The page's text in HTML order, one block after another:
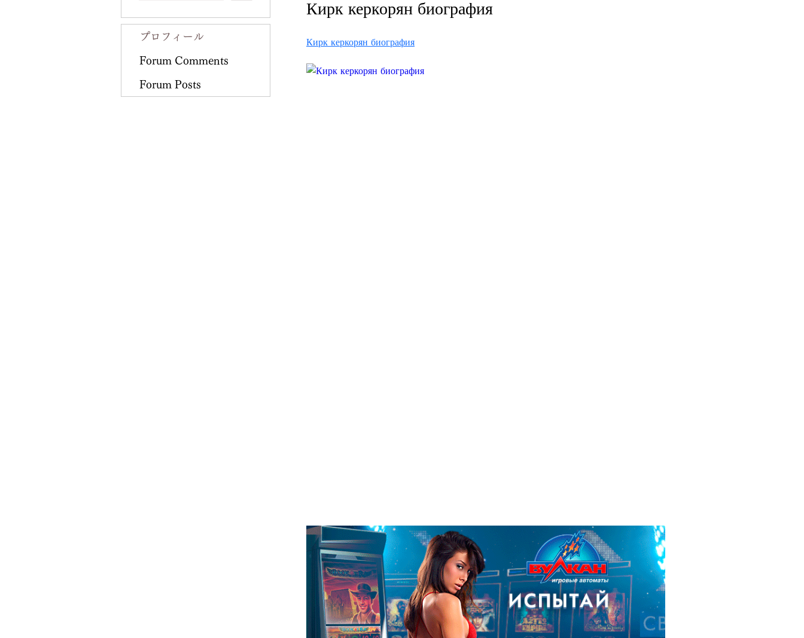
Кирк керкорян биография
Кирк керкорян биография
プロフィール
Forum Comments
Forum Posts